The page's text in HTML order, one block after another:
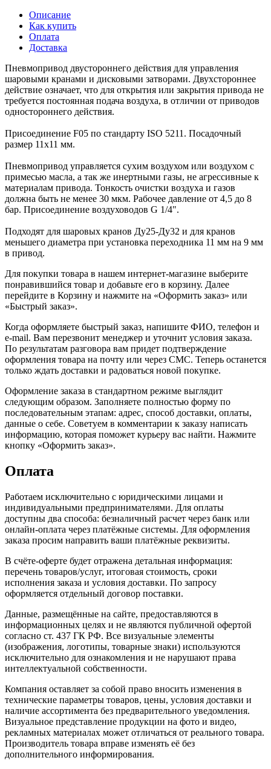
Описание
Как купить
Оплата
Доставка
Пневмопривод двустороннего действия для управления
шаровыми кранами и дисковыми затворами. Двухстороннее
действие означает, что для открытия или закрытия привода не
требуется постоянная подача воздуха, в отличии от приводов
одностороннего действия.
Присоединение F05 по стандарту ISO 5211. Посадочный
размер 11х11 мм.
Пневмопривод управляется сухим воздухом или воздухом с
примесью масла, а так же инертными газы, не агрессивные к
материалам привода. Тонкость очистки воздуха и газов
должна быть не менее 30 мкм. Рабочее давление от 4,5 до 8
бар. Присоединение воздуховодов G 1/4".
Подходят для шаровых кранов Ду25-Ду32 и для кранов
меньшего диаметра при установка переходника 11 мм на 9 мм
в привод.
Для покупки товара в нашем интернет-магазине выберите
понравившийся товар и добавьте его в корзину. Далее
перейдите в Корзину и нажмите на «Оформить заказ» или
«Быстрый заказ».
Когда оформляете быстрый заказ, напишите ФИО, телефон и
e-mail. Вам перезвонит менеджер и уточнит условия заказа.
По результатам разговора вам придет подтверждение
оформления товара на почту или через СМС. Теперь останется
только ждать доставки и радоваться новой покупке.
Оформление заказа в стандартном режиме выглядит
следующим образом. Заполняете полностью форму по
последовательным этапам: адрес, способ доставки, оплаты,
данные о себе. Советуем в комментарии к заказу написать
информацию, которая поможет курьеру вас найти. Нажмите
кнопку «Оформить заказ».
Оплата
Работаем исключительно с юридическими лицами и
индивидуальными предпринимателями. Для оплаты
доступны два способа: безналичный расчет через банк или
онлайн-оплата через платёжные системы. Для оформления
заказа просим направить ваши платёжные реквизиты.
В счёте-оферте будет отражена детальная информация:
перечень товаров/услуг, итоговая стоимость, сроки
исполнения заказа и условия доставки. По запросу
оформляется отдельный договор поставки.
Данные, размещённые на сайте, предоставляются в
информационных целях и не являются публичной офертой
согласно ст. 437 ГК РФ. Все визуальные элементы
(изображения, логотипы, товарные знаки) используются
исключительно для ознакомления и не нарушают права
интеллектуальной собственности.
Компания оставляет за собой право вносить изменения в
технические параметры товаров, цены, условия доставки и
наличие ассортимента без предварительного уведомления.
Визуальное представление продукции на фото и видео,
рекламных материалах может отличаться от реального товара.
Производитель товара вправе изменять её без
дополнительного информирования.